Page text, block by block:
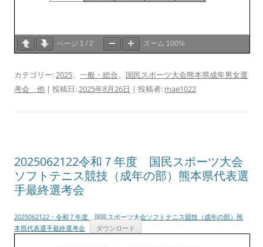
ページ 1 / 2 ズーム 100%
カテゴリー:2025、 一般・総合、 国民スポーツ大会熊本県成年男女選
考会 他 | 投稿日:2025年8月26日 | 投稿者: mae1022
2025062122令和７年度 国民スポーツ大会
ソフトテニス競技（成年の部）熊本県代表選
手最終選考会
2025062122・令和７年度 国民スポーツ大会ソフトテニス競技（成年の部）熊
本県代表選手最終選考会
ダウンロード